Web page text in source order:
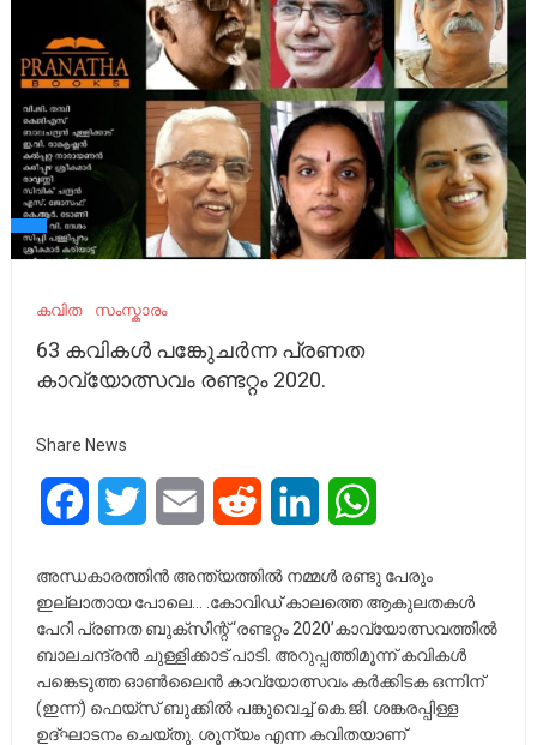
കവിത സംസ്കാരം
63 കവികൾ പങ്കുേചർന്ന പ്രണത
കാവ്യോത്സവം രണ്ടറ്റം 2020.
Share News
FacebookTwitter Email Reddit LinkedIn
അന്ധകാരത്തിൻ അന്ത്യത്തിൽ നമ്മൾ രണ്ടു പേരും
ഇല്ലാതായ പോലെ… .കോവിഡ് കാലത്തെ ആകുലതകൾ
പേറി പ്രണത ബുക്സിന്റ് ‘രണ്ടറ്റം 2020’കാവ്യോത്സവത്തിൽ
ബാലചന്ദ്രൻ ചുള്ളിക്കാട് പാടി. അറുപ്പത്തിമൂന്ന് കവികൾ
പങ്കെടുത്ത ഓൺലൈൻ കാവ്യോത്സവം കർക്കിടക ഒന്നിന്
(ഇന്ന്) ഫെയ്സ് ബുക്കിൽ പങ്കുവെച്ച് കെ.ജി. ശങ്കരപ്പിള്ള
ഉദ്ഘാടനം ചെയ്തു. ശൂന്യം എന്ന കവിതയാണ്